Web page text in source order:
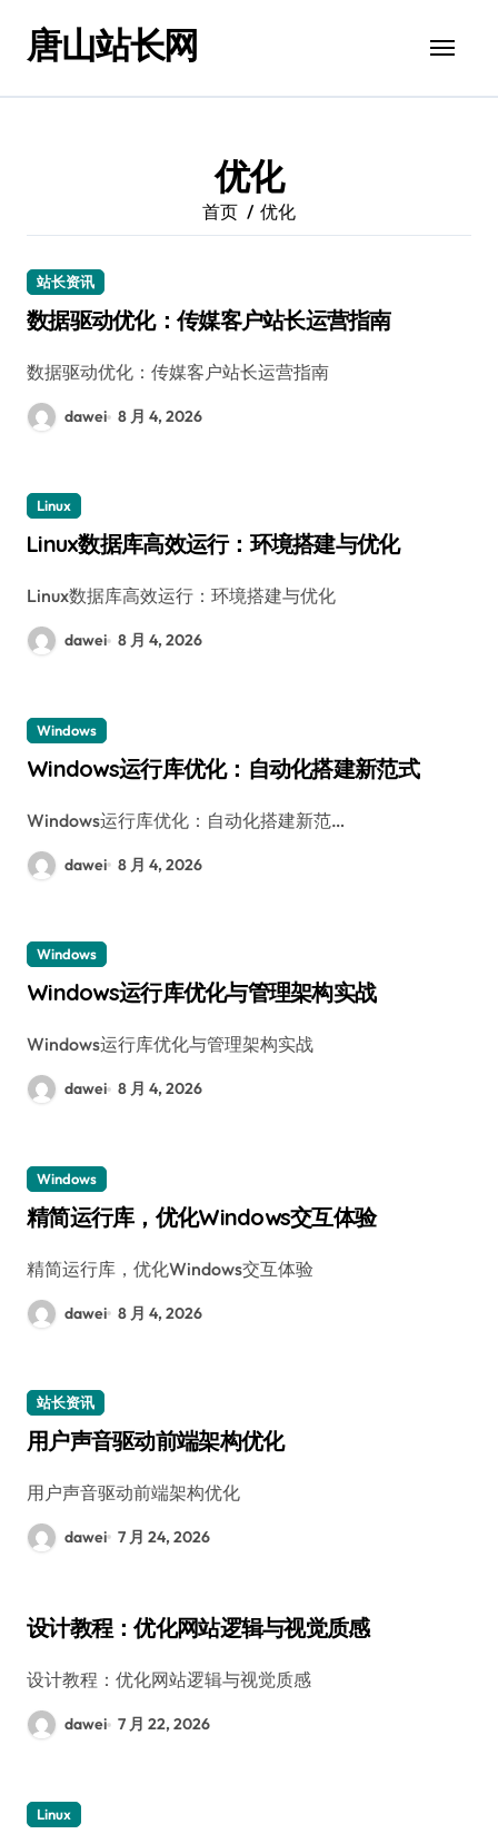
唐山站长网
优化
首页 优化
站长资讯
数据驱动优化：传媒客户站长运营指南
数据驱动优化：传媒客户站长运营指南
dawei 8 月 4, 2026
Linux
Linux数据库高效运行：环境搭建与优化
Linux数据库高效运行：环境搭建与优化
dawei 8 月 4, 2026
Windows
Windows运行库优化：自动化搭建新范式
Windows运行库优化：自动化搭建新范…
dawei 8 月 4, 2026
Windows
Windows运行库优化与管理架构实战
Windows运行库优化与管理架构实战
dawei 8 月 4, 2026
Windows
精简运行库，优化Windows交互体验
精简运行库，优化Windows交互体验
dawei 8 月 4, 2026
站长资讯
用户声音驱动前端架构优化
用户声音驱动前端架构优化
dawei 7 月 24, 2026
设计教程：优化网站逻辑与视觉质感
设计教程：优化网站逻辑与视觉质感
dawei 7 月 22, 2026
Linux